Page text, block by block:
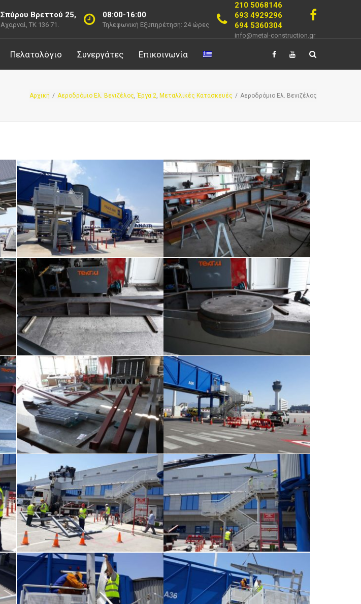
Σπύρου Βρεττού 25,
Αχαρναί, ΤΚ 136 71.
08:00-16:00
Τηλεφωνική Εξυπηρέτηση: 24 ώρες
210 5068146
693 4929296
694 5360304
info@metal-construction.gr
Πελατολόγιο Συνεργάτες Επικοινωνία
Αρχική / Αεροδρόμιο Ελ. Βενιζέλος,Έργα 2, Μεταλλικές Κατασκευές / Αεροδρόμιο Ελ. Βενιζέλος